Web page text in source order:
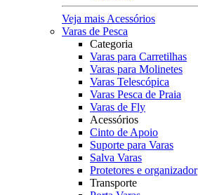
Veja mais Acessórios
Varas de Pesca
Categoria
Varas para Carretilhas
Varas para Molinetes
Varas Telescópica
Varas Pesca de Praia
Varas de Fly
Acessórios
Cinto de Apoio
Suporte para Varas
Salva Varas
Protetores e organizador
Transporte